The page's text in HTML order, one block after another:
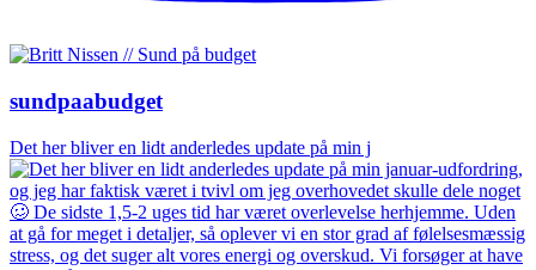
sundpaabudget
Det her bliver en lidt anderledes update på min j